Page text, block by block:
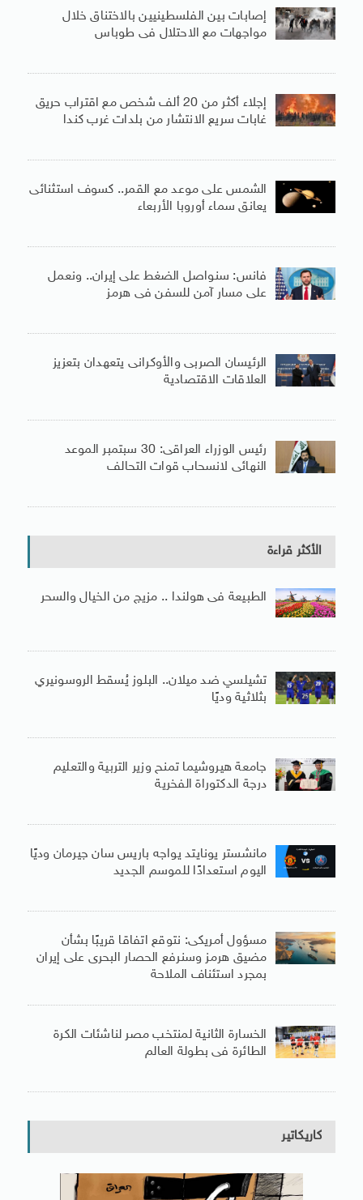
إصابات بين الفلسطينيين بالاختناق خلال
مواجهات مع الاحتلال فى طوباس
إجلاء أكثر من 20 ألف شخص مع اقتراب حريق
غابات سريع الانتشار من بلدات غرب كندا
الشمس على موعد مع القمر.. كسوف استثنائى
يعانق سماء أوروبا الأربعاء
فانس: سنواصل الضغط على إيران.. ونعمل
على مسار آمن للسفن فى هرمز
الرئيسان الصربى والأوكرانى يتعهدان بتعزيز
العلاقات الاقتصادية
رئيس الوزراء العراقى: 30 سبتمبر الموعد
النهائى لانسحاب قوات التحالف
الأكثر قراءة
الطبيعة فى هولندا .. مزيج من الخيال والسحر
تشيلسي ضد ميلان.. البلوز يُسقط الروسونيري
بثلاثية وديًا
جامعة هيروشيما تمنح وزير التربية والتعليم
درجة الدكتوراة الفخرية
مانشستر يونايتد يواجه باريس سان جيرمان وديًا
اليوم استعدادًا للموسم الجديد
مسؤول أمريكى: نتوقع اتفاقا قريبًا بشأن
مضيق هرمز وسنرفع الحصار البحرى على إيران
بمجرد استئناف الملاحة
الخسارة الثانية لمنتخب مصر لناشئات الكرة
الطائرة فى بطولة العالم
كاريكاتير